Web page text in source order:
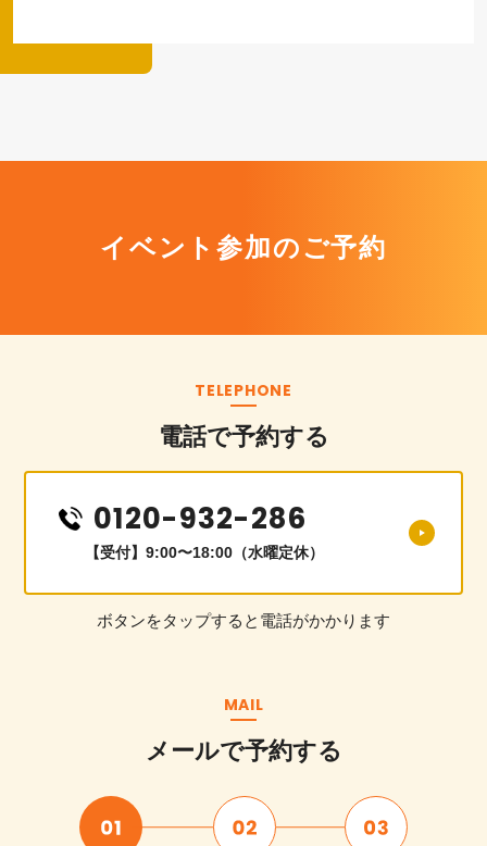
イベント参加のご予約
TELEPHONE
電話で予約する
0120-932-286
【受付】9:00〜18:00（水曜定休）
ボタンをタップすると電話がかかります
MAIL
メールで予約する